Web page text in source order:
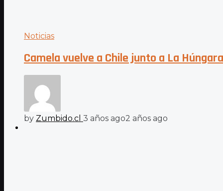
Noticias
Camela vuelve a Chile junto a La
by Zumbido.cl 3 años ago2 años ago